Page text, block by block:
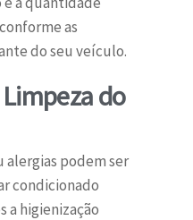
as
do seu veículo.
do
alergias podem ser
condicionado
a higienização